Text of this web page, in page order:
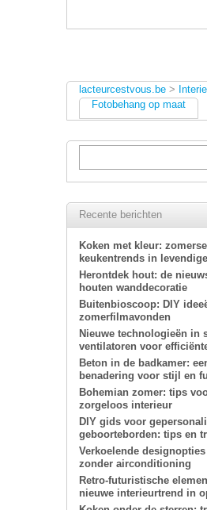
lacteurcestvous.be >
Fotobehang op maat
Recente berichten
Koken met kleur: zomerse
keukentrends in
Herontdek hout: de
houten wanddecoratie
Buitenbioscoop: DIY
zomerfilmavonden
Nieuwe technologieën in
ventilatoren voor
Beton in de badkamer:
benadering voor stijl en
Bohemian zomer: tips
zorgeloos interieur
DIY gids voor
geboorteborden: tips en
Verkoelende
zonder airconditioning
Retro-futuristische
nieuwe interieurtrend in